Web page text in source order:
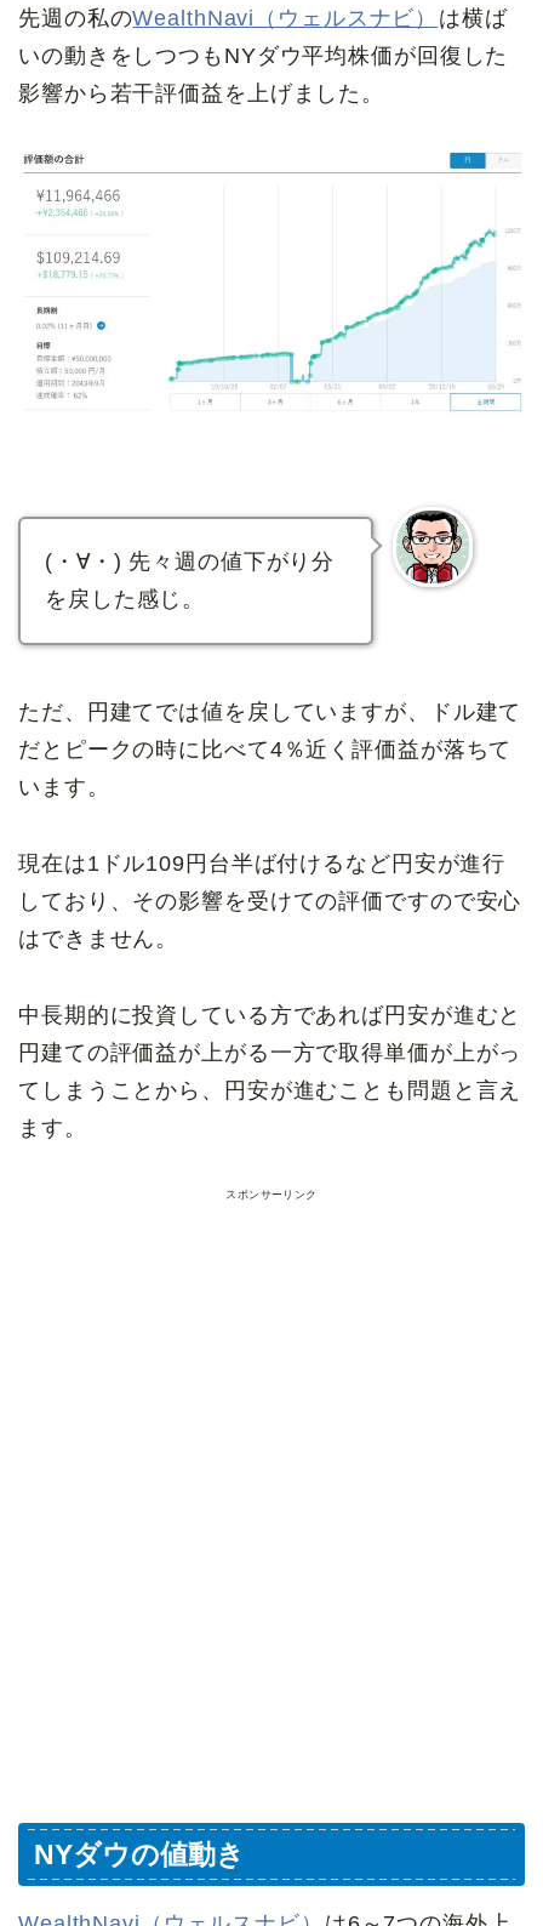
先週の私のWealthNavi（ウェルスナビ） は横ば
いの動きをしつつもNYダウ平均株価が回復した
影響から若干評価益を上げました。
(・∀・) 先々週の値下がり分
を戻した感じ。
ただ、円建てでは値を戻していますが、ドル建て
だとピークの時に比べて4％近く評価益が落ちて
います。
現在は1ドル109円台半ば付けるなど円安が進行
しており、その影響を受けての評価ですので安心
はできません。
中長期的に投資している方であれば円安が進むと
円建ての評価益が上がる一方で取得単価が上がっ
てしまうことから、円安が進むことも問題と言え
ます。
スポンサーリンク
NYダウの値動き